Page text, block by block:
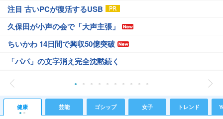
注目 古いPCが復活するUSB
久保田が小声の会で「大声主張」
ちいかわ 14日間で興収50億突破
「パパ」の文字消え完全沈黙続く
健康 芸能 ゴシップ 女子 トレンド